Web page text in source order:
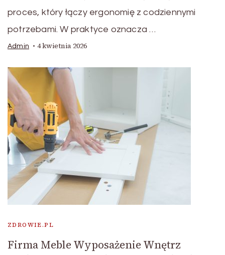
proces, który łączy ergonomię z codziennymi
potrzebami. W praktyce oznacza …
Admin 4 kwietnia 2026
ZDROWIE.PL
Firma Meble Wyposażenie Wnętrz